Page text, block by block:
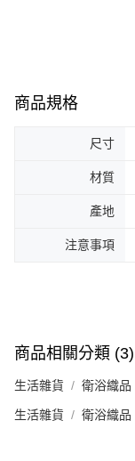
商品規格
尺寸
材質
產地
注意事項
商品相關分類 (3)
生活雜貨 衛浴織品
生活雜貨 衛浴織品